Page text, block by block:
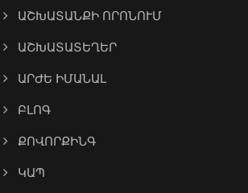
ԱՇԽԱՏԱՆՔԻ ՈՐՈՆՈՒՄ
ԱՇԽԱՏԱՏԵՂԵՐ
ԱՐԺԵ ԻՄԱՆԱԼ
ԲԼՈԳ
ՔՈՎՈՐՔԻՆԳ
ԿԱՊ